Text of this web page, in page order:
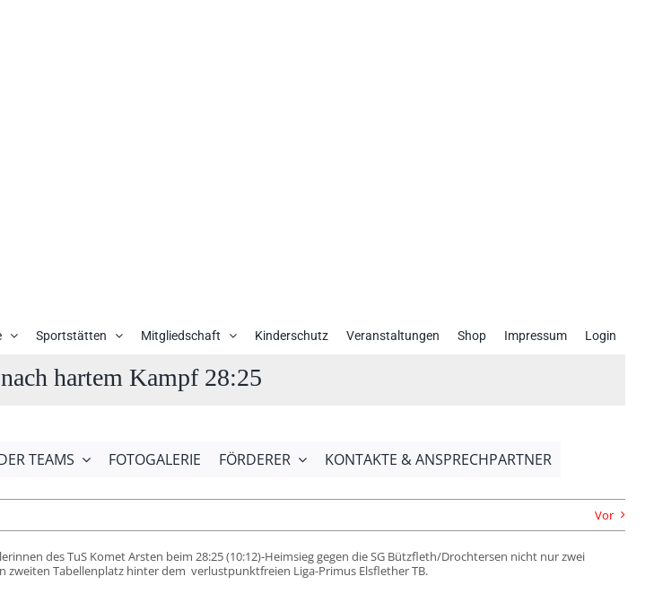
Sportstätten Mitgliedschaft Kinderschutz Veranstaltungen Shop Impressum Login
hartem Kampf 28:25
TEAMS FOTOGALERIE FÖRDERER KONTAKTE & ANSPRECHPARTNER
Vor
des TuS Komet Arsten beim 28:25 (10:12)-Heimsieg gegen die SG Bützfleth/Drochtersen nicht nur zwei
Tabellenplatz hinter dem verlustpunktfreien Liga-Primus Elsflether TB.